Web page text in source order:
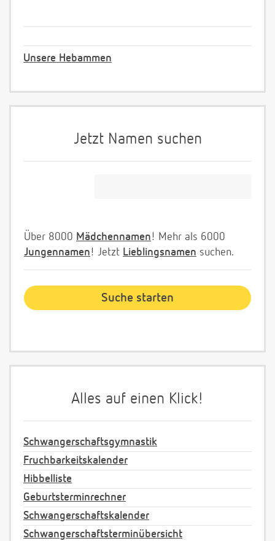
Unsere Hebammen
Jetzt Namen suchen
Über 8000 Mädchennamen! Mehr als 6000
Jungennamen! Jetzt Lieblingsnamen suchen.
Alles auf einen Klick!
Schwangerschaftsgymnastik
Fruchbarkeitskalender
Hibbelliste
Geburtsterminrechner
Schwangerschaftskalender
Schwangerschaftsterminübersicht